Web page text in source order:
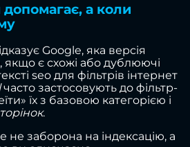
а коли
Google, яка версія
якщо є схожі або дублюючі
seo для фільтрів інтернет
часто застосовують до фільтр-
їх з базовою категорією і
.
не заборона на індексацію, а